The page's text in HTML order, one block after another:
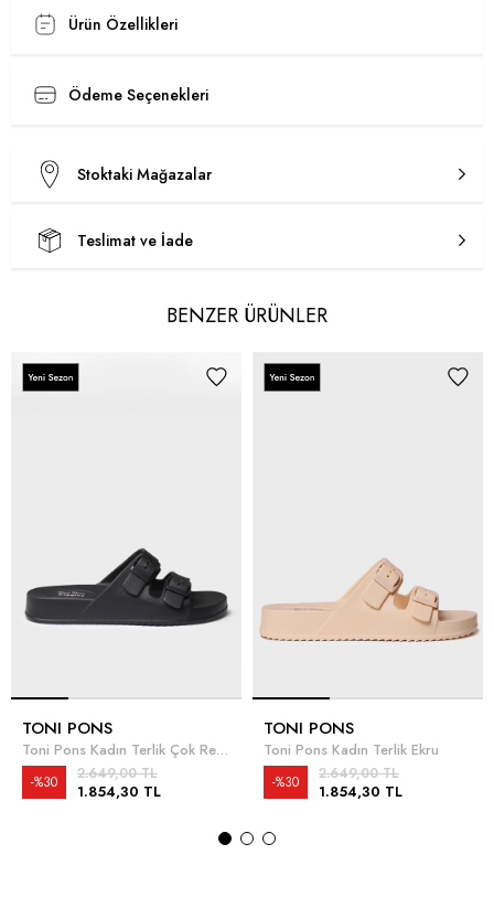
Ürün Özellikleri
Ödeme Seçenekleri
Stoktaki Mağazalar
Teslimat ve İade
BENZER ÜRÜNLER
TONI PONS
Toni Pons Kadın Terlik Çok Renkli
1.854,30 TL
2.649,00 TL
%30
TONI PONS
Toni Pons Kadın Terlik Ekru
1.854,30 TL
2.649,00 TL
%30